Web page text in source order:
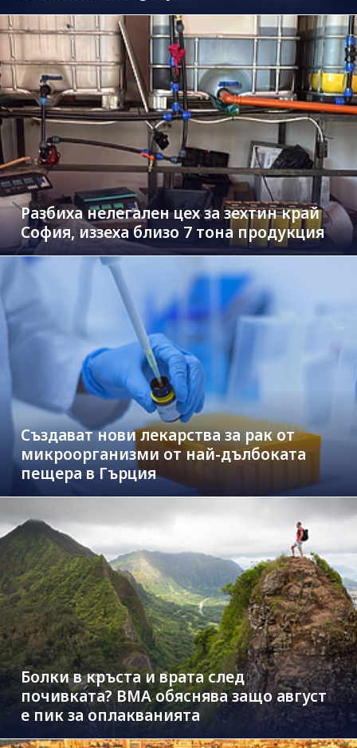
Разбиха нелегален цех за зехтин край
София, иззеха близо 7 тона продукция
Създават нови лекарства за рак от
микроорганизми от най-дълбоката
пещера в Гърция
Болки в кръста и врата след
почивката? ВМА обяснява защо август
е пик за оплакванията